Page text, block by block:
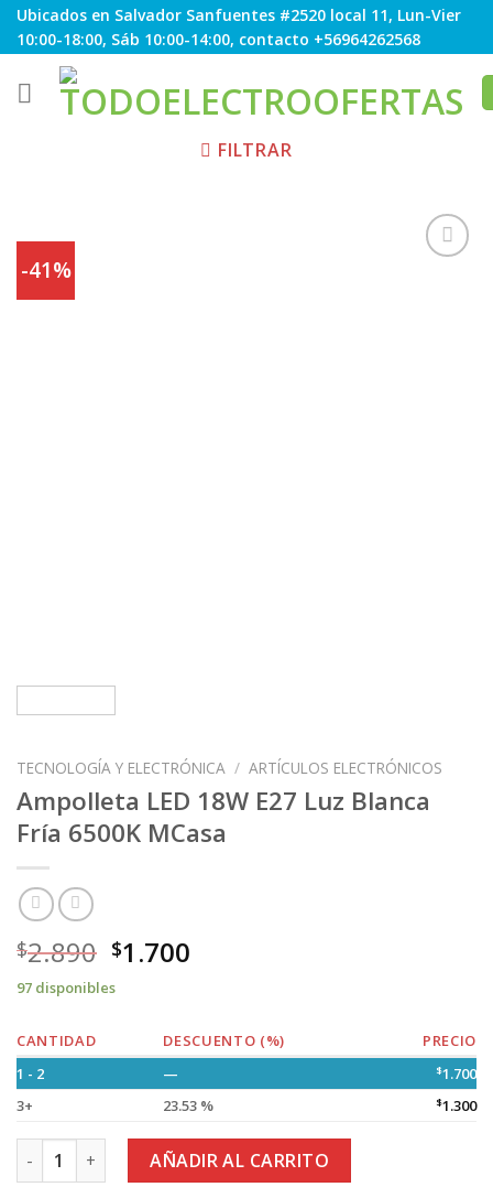
Skip
to
content
Ubicados en Salvador Sanfuentes #2520 local 11, Lun-Vier
10:00-18:00, Sáb 10:00-14:00, contacto +56964262568
FILTRAR
-41%
TECNOLOGÍA Y ELECTRÓNICA / ARTÍCULOS ELECTRÓNICOS
Ampolleta LED 18W E27 Luz Blanca
Fría 6500K MCasa
$2.890 $1.700
97 disponibles
CANTIDAD DESCUENTO (%)
PRECIO
1 - 2
— $1.700
3+
23.53 % $1.300
Ampolleta LED 18W E27 Luz Blanca Fría 6500K MCasa
AÑADIR AL CARRITO